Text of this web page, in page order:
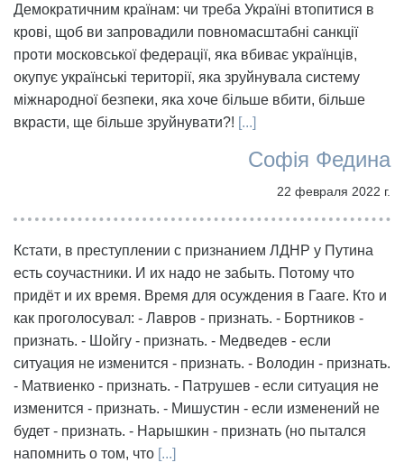
Демократичним країнам: чи треба Україні втопитися в
крові, щоб ви запровадили повномасштабні санкції
проти московської федерації, яка вбиває українців,
окупує українські території, яка зруйнувала систему
міжнародної безпеки, яка хоче більше вбити, більше
вкрасти, ще більше зруйнувати?! [...]
Софія Федина
22 февраля 2022 г.
Кстати, в преступлении с признанием ЛДНР у Путина
есть соучастники. И их надо не забыть. Потому что
придёт и их время. Время для осуждения в Гааге. Кто и
как проголосувал: - Лавров - признать. - Бортников -
признать. - Шойгу - признать. - Медведев - если
ситуация не изменится - признать. - Володин - признать.
- Матвиенко - признать. - Патрушев - если ситуация не
изменится - признать. - Мишустин - если изменений не
будет - признать. - Нарышкин - признать (но пытался
напомнить о том, что [...]